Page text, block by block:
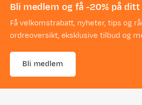
Bli medlem og få -20% på
Få velkomstrabatt, nyheter, tips og
ordreoversikt, eksklusive tilbud og
Bli medlem